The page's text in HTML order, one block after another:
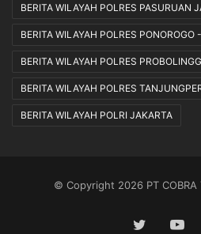
BERITA WILAYAH POLRES PASURUAN
BERITA WILAYAH POLRES PONOROGO
BERITA WILAYAH POLRES
BERITA WILAYAH POLRES
BERITA WILAYAH POLRI JAKARTA
© Copyright 2026 PT COBRA
Twitter